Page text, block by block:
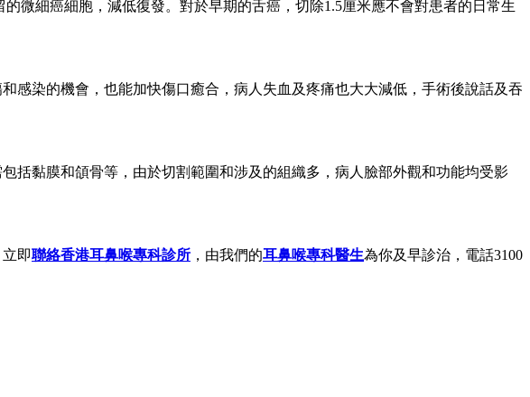
微細癌細胞，減低復發。對於早期的舌癌，切除1.5厘米應不會對患者的日常生
感染的機會，也能加快傷口癒合，病人失血及疼痛也大大減低，手術後說話及吞
括黏膜和頜骨等，由於切割範圍和涉及的組織多，病人臉部外觀和功能均受影
即聯絡香港耳鼻喉專科診所 ，由我們的耳鼻喉專科醫生為你及早診治，電話3100